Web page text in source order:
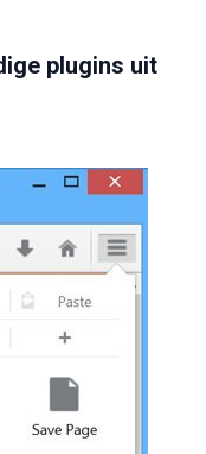
plugins uit